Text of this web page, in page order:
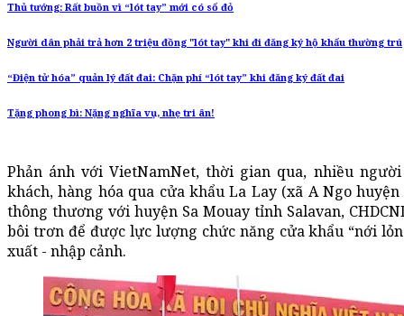
Thủ tướng: Rất buồn vì “lót tay” mới có sổ đỏ
Người dân phải trả hơn 2 triệu đồng "lót tay" khi đi đăng ký hộ khẩu thường trú
“Điện tử hóa” quản lý đất đai: Chặn phí “lót tay” khi đăng ký đất đai
Tặng phong bì: Nặng nghĩa vụ, nhẹ tri ân!
Phản ánh với VietNamNet, thời gian qua, nhiều
khách, hàng hóa qua cửa khẩu La Lay (xã A Ngo
thông thương với huyện Sa Mouay tỉnh Salavan,
bôi trơn để được lực lượng chức năng cửa khẩu “nới
xuất - nhập cảnh.